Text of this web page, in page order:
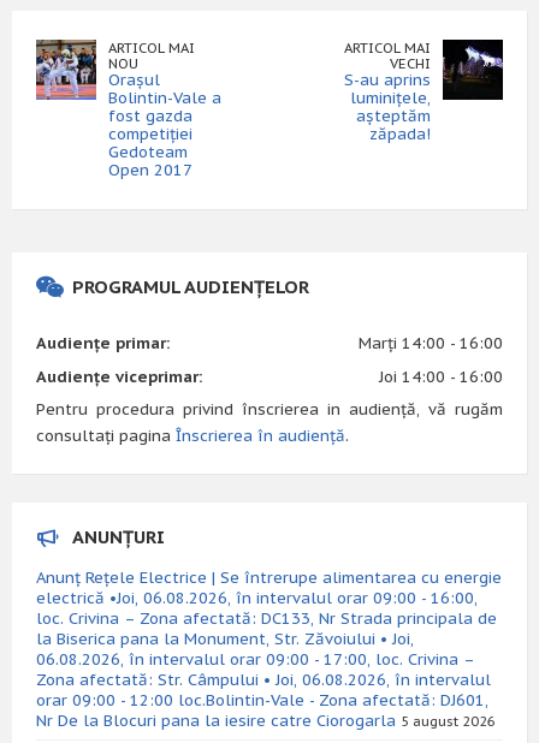
ARTICOL MAI
NOU
Orașul
Bolintin-Vale a
fost gazda
competiției
Gedoteam
Open 2017
ARTICOL MAI
VECHI
S-au aprins
luminițele,
așteptăm
zăpada!
PROGRAMUL AUDIENȚELOR
Audiențe primar:
Marți 14:00 - 16:00
Audiențe viceprimar:
Joi 14:00 - 16:00
Pentru procedura privind înscrierea in audiență, vă rugăm
consultați pagina Înscrierea în audiență.
ANUNȚURI
Anunț Rețele Electrice | Se întrerupe alimentarea cu energie
electrică •Joi, 06.08.2026, în intervalul orar 09:00 - 16:00,
loc. Crivina – Zona afectată: DC133, Nr Strada principala de
la Biserica pana la Monument, Str. Zăvoiului • Joi,
06.08.2026, în intervalul orar 09:00 - 17:00, loc. Crivina –
Zona afectată: Str. Câmpului • Joi, 06.08.2026, în intervalul
orar 09:00 - 12:00 loc.Bolintin-Vale - Zona afectată: DJ601,
Nr De la Blocuri pana la iesire catre Ciorogarla 5 august 2026